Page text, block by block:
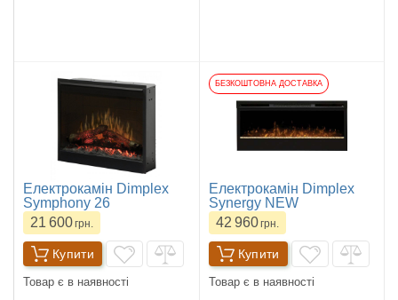
Електрокамін Dimplex
Symphony 26
21 600грн.
Купити
Товар є в наявності
БЕЗКОШТОВНА ДОСТАВКА
Електрокамін Dimplex
Synergy NEW
42 960грн.
Купити
Товар є в наявності